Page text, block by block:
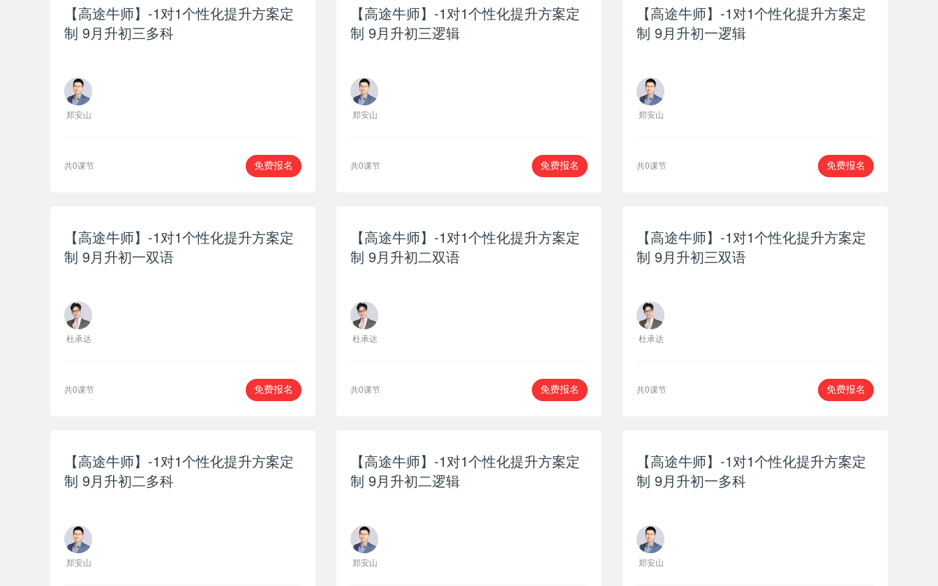
【高途牛师】-1对1个性化提升方案定
制 9月升初三多科
郑安山
共0课节 免费报名
【高途牛师】-1对1个性化提升方案定
制 9月升初三逻辑
郑安山
共0课节 免费报名
【高途牛师】-1对1个性化提升方案定
制 9月升初一逻辑
郑安山
共0课节 免费报名
【高途牛师】-1对1个性化提升方案定
制 9月升初一双语
杜承达
共0课节 免费报名
【高途牛师】-1对1个性化提升方案定
制 9月升初二双语
杜承达
共0课节 免费报名
【高途牛师】-1对1个性化提升方案定
制 9月升初三双语
杜承达
共0课节 免费报名
【高途牛师】-1对1个性化提升方案定
制 9月升初二多科
郑安山
【高途牛师】-1对1个性化提升方案定
制 9月升初二逻辑
郑安山
【高途牛师】-1对1个性化提升方案定
制 9月升初一多科
郑安山